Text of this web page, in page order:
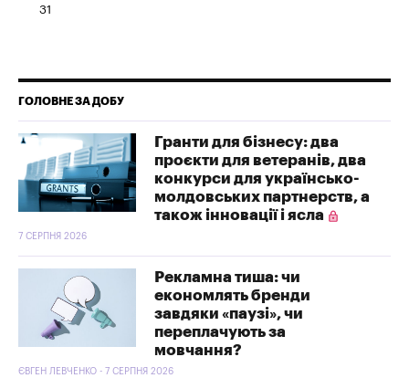
31
ГОЛОВНЕ ЗА ДОБУ
Гранти для бізнесу: два
проєкти для ветеранів, два
конкурси для українсько-
молдовських партнерств, а
також інновації і ясла
7 СЕРПНЯ 2026
Рекламна тиша: чи
економлять бренди
завдяки «паузі», чи
переплачують за
мовчання?
ЄВГЕН ЛЕВЧЕНКО - 7 СЕРПНЯ 2026